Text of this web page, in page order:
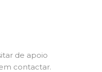
de apoio
contactar.